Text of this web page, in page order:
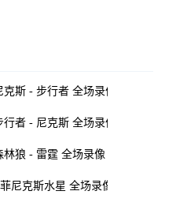
斯 - 步行者 全场录像
者 - 尼克斯 全场录像
林狼 - 雷霆 全场录像
尼克斯水星 全场录像